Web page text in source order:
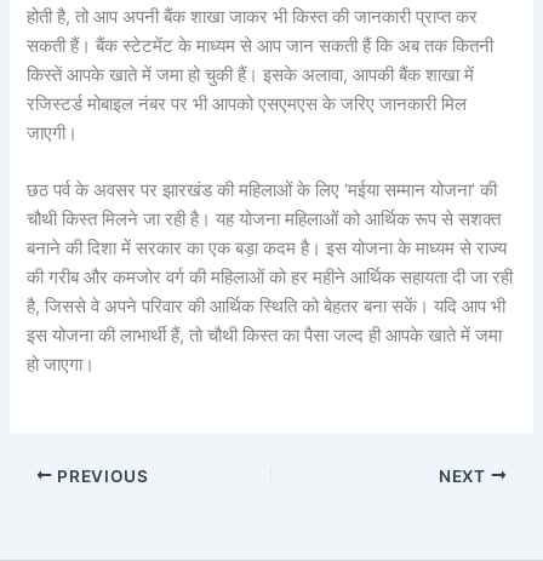
होती है, तो आप अपनी बैंक शाखा जाकर भी किस्त की जानकारी प्राप्त कर
सकती हैं। बैंक स्टेटमेंट के माध्यम से आप जान सकती हैं कि अब तक कितनी
किस्तें आपके खाते में जमा हो चुकी हैं। इसके अलावा, आपकी बैंक शाखा में
रजिस्टर्ड मोबाइल नंबर पर भी आपको एसएमएस के जरिए जानकारी मिल
जाएगी।
छठ पर्व के अवसर पर झारखंड की महिलाओं के लिए ‘मईया सम्मान योजना’ की
चौथी किस्त मिलने जा रही है। यह योजना महिलाओं को आर्थिक रूप से सशक्त
बनाने की दिशा में सरकार का एक बड़ा कदम है। इस योजना के माध्यम से राज्य
की गरीब और कमजोर वर्ग की महिलाओं को हर महीने आर्थिक सहायता दी जा रही
है, जिससे वे अपने परिवार की आर्थिक स्थिति को बेहतर बना सकें। यदि आप भी
इस योजना की लाभार्थी हैं, तो चौथी किस्त का पैसा जल्द ही आपके खाते में जमा
हो जाएगा।
PREVIOUS NEXT